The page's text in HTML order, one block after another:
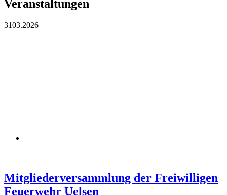
Veranstaltungen
3103.2026
Mitgliederversammlung der Freiwilligen
Feuerwehr Uelsen